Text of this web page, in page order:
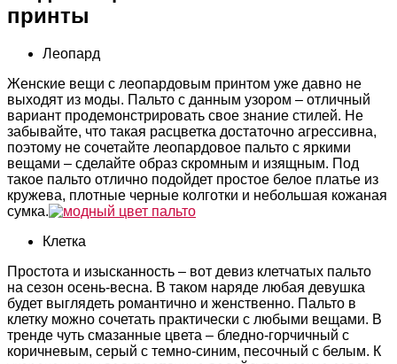
принты
Леопард
Женские вещи с леопардовым принтом уже давно не
выходят из моды. Пальто с данным узором – отличный
вариант продемонстрировать свое знание стилей. Не
забывайте, что такая расцветка достаточно агрессивна,
поэтому не сочетайте леопардовое пальто с яркими
вещами – сделайте образ скромным и изящным. Под
такое пальто отлично подойдет простое белое платье из
кружева, плотные черные колготки и небольшая кожаная
сумка.
Клетка
Простота и изысканность – вот девиз клетчатых пальто
на сезон осень-весна. В таком наряде любая девушка
будет выглядеть романтично и женственно. Пальто в
клетку можно сочетать практически с любыми вещами. В
тренде чуть смазанные цвета – бледно-горчичный с
коричневым, серый с темно-синим, песочный с белым. К